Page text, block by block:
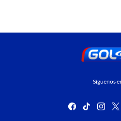
Síguenos
facebook
tiktok